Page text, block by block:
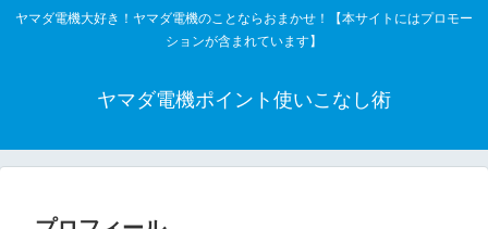
ヤマダ電機大好き！ヤマダ電機のことならおまかせ！【本サイトにはプロモー
ションが含まれています】
ヤマダ電機ポイント使いこなし術